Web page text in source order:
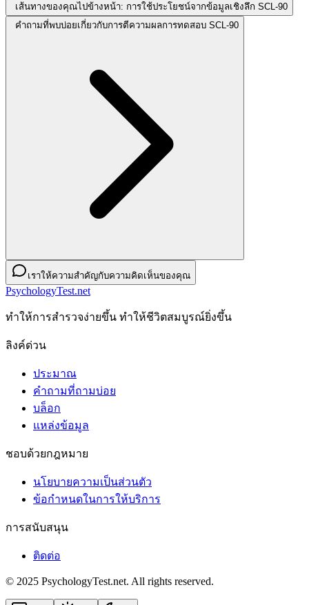
เส้นทางของคุณไปข้างหน้า: การใช้ประโยชน์จากข้อมูลเชิงลึก SCL-90
คำถามที่พบบ่อยเกี่ยวกับการตีความผลการทดสอบ SCL-90
เราให้ความสำคัญกับความคิดเห็นของคุณ
PsychologyTest.net
ทําให้การสํารวจง่ายขึ้น ทําให้ชีวิตสมบูรณ์ยิ่งขึ้น
ลิงค์ด่วน
ประมาณ
คำถามที่ถามบ่อย
บล็อก
แหล่งข้อมูล
ชอบด้วยกฎหมาย
นโยบายความเป็นส่วนตัว
ข้อกําหนดในการให้บริการ
การสนับสนุน
ติดต่อ
© 2025 PsychologyTest.net. All rights reserved.